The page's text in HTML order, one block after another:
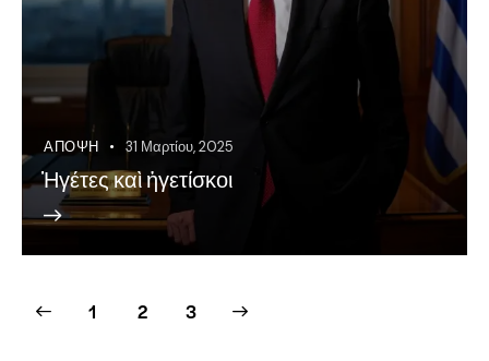
ΆΠΟΨΗ 31 Μαρτίου, 2025
Ἡγέτες καὶ ἠγετίσκοι
1 2 3